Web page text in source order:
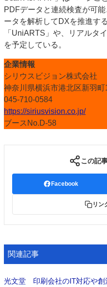
PDFデータと連続検査が可
ータを解析してDXを推進す
「UniARTS」や、リアルタ
を予定している。
企業情報
シリウスビジョン株式会社
神奈川県横浜市港北区新羽町
045-710-0584
https://siriusvision.co.jp/
ブースNo.D-58
この記
Facebook
リン
関連記事
光文堂 印刷会社のIT対応や創